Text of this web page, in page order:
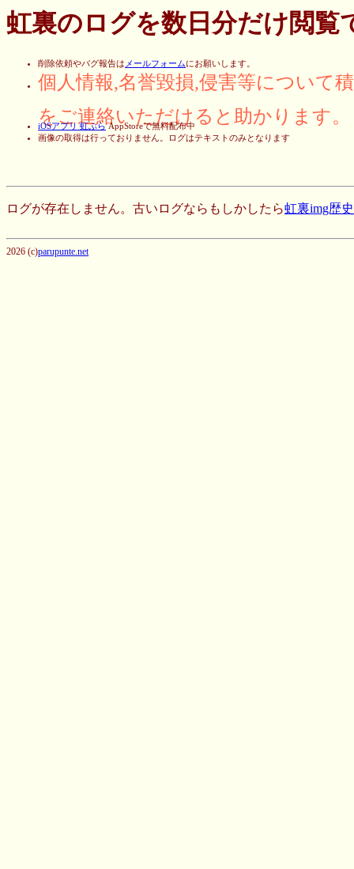
虹裏のログを数日分だけ閲覧
削除依頼やバグ報告はメールフォームにお願いします。
個人情報,名誉毀損,侵害等について
をご連絡いただけると助かります。
iOSアプリ 虹ぶらAppStoreで無料配布中
画像の取得は行っておりません。ログはテキストのみとなります
ログが存在しません。古いログならもしかしたら虹裏img歴
2026 (c)parupunte.net